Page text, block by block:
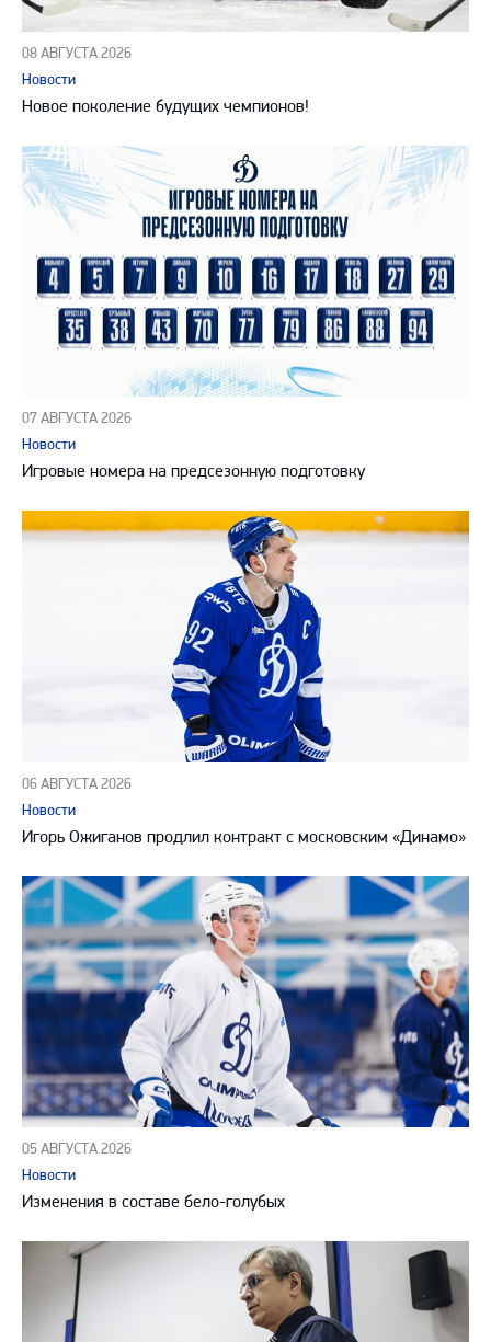
08 АВГУСТА 2026
Новости
Новое поколение будущих чемпионов!
07 АВГУСТА 2026
Новости
Игровые номера на предсезонную подготовку
06 АВГУСТА 2026
Новости
Игорь Ожиганов продлил контракт с московским «Динамо»
05 АВГУСТА 2026
Новости
Изменения в составе бело-голубых